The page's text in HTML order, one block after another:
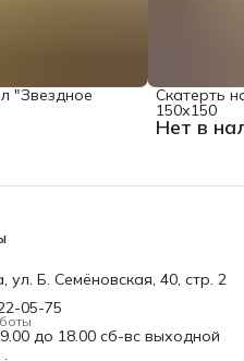
"Звездное
Нет в
Скатерть
150х150
ул. Б. Семёновская, 40, стр. 2
05-75
до 18.00 сб-вс выходной